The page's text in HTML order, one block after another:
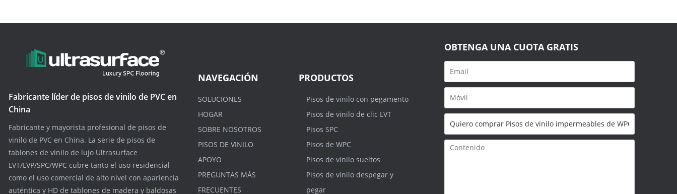
Fabricante líder de pisos de vinilo de PVC en
China
Fabricante y mayorista profesional de pisos de
vinilo de PVC en China. La serie de pisos de
tablones de vinilo de lujo Ultrasurface
LVT/LVP/SPC/WPC cubre tanto el uso residencial
como el uso comercial de alto nivel con apariencia
auténtica y HD de tablones de madera y baldosas
NAVEGACIÓN
SOLUCIONES
HOGAR
SOBRE NOSOTROS
PISOS DE VINILO
APOYO
PREGUNTAS MÁS
FRECUENTES
PRODUCTOS
Pisos de vinilo con pegamento
Pisos de vinilo de clic LVT
Pisos SPC
Pisos de WPC
Pisos de vinilo sueltos
Pisos de vinilo despegar y
pegar
OBTENGA UNA CUOTA GRATIS